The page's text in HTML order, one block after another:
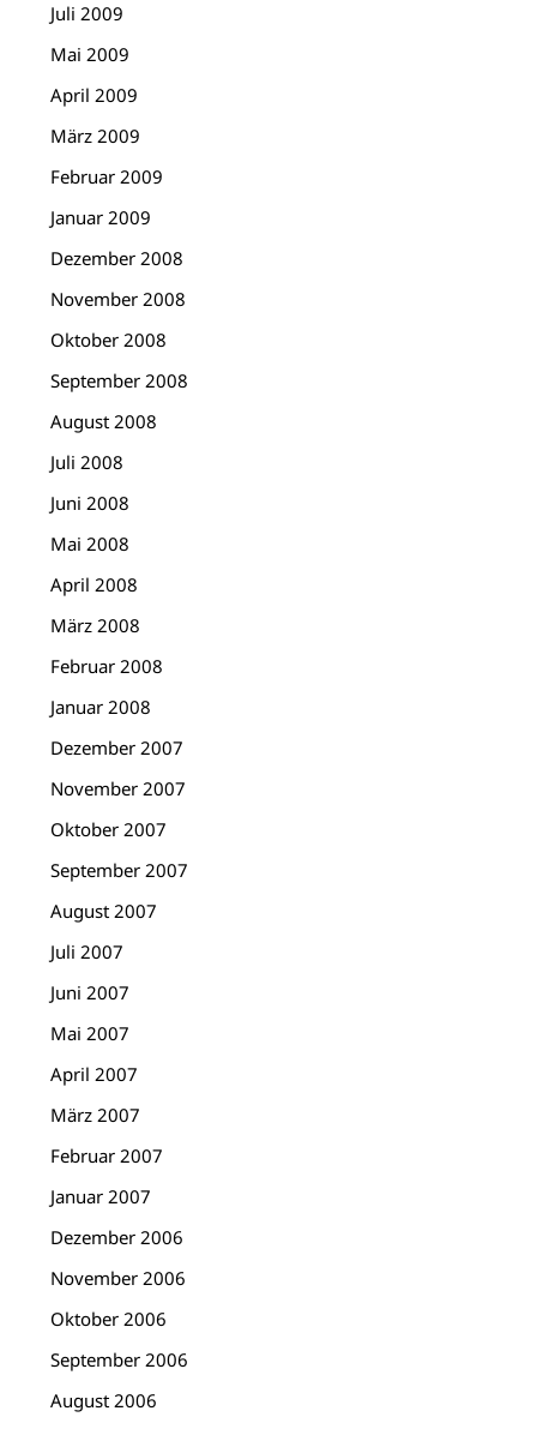
Juli 2009
Mai 2009
April 2009
März 2009
Februar 2009
Januar 2009
Dezember 2008
November 2008
Oktober 2008
September 2008
August 2008
Juli 2008
Juni 2008
Mai 2008
April 2008
März 2008
Februar 2008
Januar 2008
Dezember 2007
November 2007
Oktober 2007
September 2007
August 2007
Juli 2007
Juni 2007
Mai 2007
April 2007
März 2007
Februar 2007
Januar 2007
Dezember 2006
November 2006
Oktober 2006
September 2006
August 2006